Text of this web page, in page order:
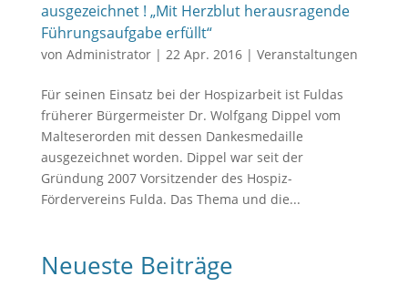
ausgezeichnet ! „Mit Herzblut herausragende
Führungsaufgabe erfüllt“
von Administrator| 22 Apr. 2016| Veranstaltungen
Für seinen Einsatz bei der Hospizarbeit ist Fuldas
früherer Bürgermeister Dr. Wolfgang Dippel vom
Malteserorden mit dessen Dankesmedaille
ausgezeichnet worden. Dippel war seit der
Gründung 2007 Vorsitzender des Hospiz-
Fördervereins Fulda. Das Thema und die...
Neueste Beiträge